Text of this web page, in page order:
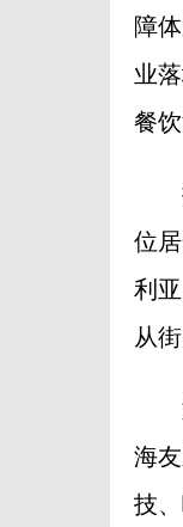
障
业
餐
据
位
利
从
如
海
技